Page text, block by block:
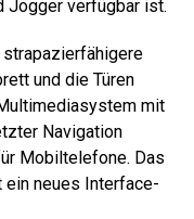
Jogger verfügbar ist.
strapazierfähigere
und die Türen
mit
Navigation
Mobiltelefone. Das
neues Interface-